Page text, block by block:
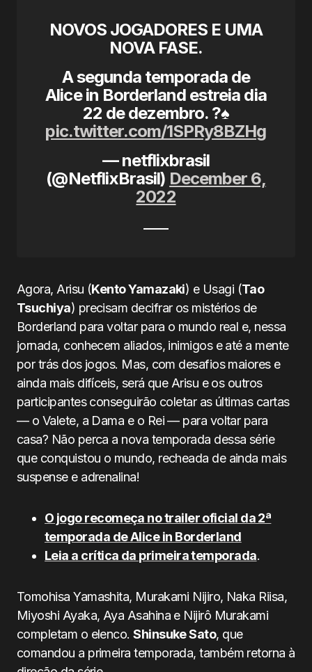
NOVOS JOGADORES E UMA
NOVA FASE.
A segunda temporada de
Alice in Borderland estreia dia
22 de dezembro. ?♠️
pic.twitter.com/1SPRy8BZHg
— netflixbrasil
(@NetflixBrasil) December 6,
2022
Agora, Arisu (Kento Yamazaki) e Usagi (Tao
Tsuchiya) precisam decifrar os mistérios de
Borderland para voltar para o mundo real e, nessa
jornada, conhecem aliados, inimigos e até a mente
por trás dos jogos. Mas, com desafios maiores e
ainda mais difíceis, será que Arisu e os outros
participantes conseguirão coletar as últimas cartas
— o Valete, a Dama e o Rei — para voltar para
casa? Não perca a nova temporada dessa série
que conquistou o mundo, recheada de ainda mais
suspense e adrenalina!
O jogo recomeça no trailer oficial da 2ª
temporada de Alice in Borderland
Leia a crítica da primeira temporada.
Tomohisa Yamashita, Murakami Nijiro, Naka Riisa,
Miyoshi Ayaka, Aya Asahina e Nijirô Murakami
completam o elenco.Shinsuke Sato, que
comandou a primeira temporada, também retorna à